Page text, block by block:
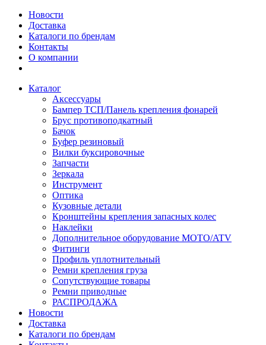
Новости
Доставка
Каталоги по брендам
Контакты
О компании
Каталог
Аксессуары
Бампер ТСП/Панель крепления фонарей
Брус противоподкатный
Бачок
Буфер резиновый
Вилки буксировочные
Запчасти
Зеркала
Инструмент
Оптика
Кузовные детали
Кронштейны крепления запасных колес
Наклейки
Дополнительное оборудование MOTO/ATV
Фитинги
Профиль уплотнительный
Ремни крепления груза
Сопутствующие товары
Ремни приводные
РАСПРОДАЖА
Новости
Доставка
Каталоги по брендам